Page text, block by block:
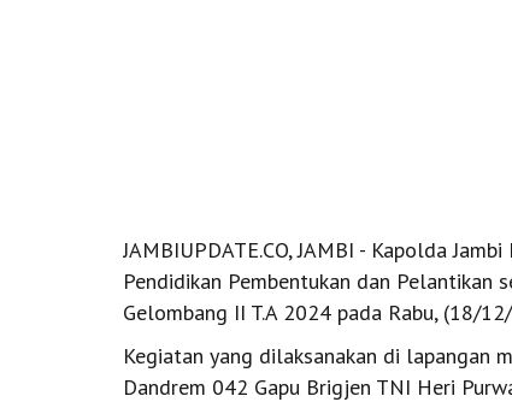
JAMBIUPDATE.CO, JAMBI - Kapolda
Pendidikan Pembentukan dan Pelantikan
Gelombang II T.A 2024 pada Rabu, (18/
Kegiatan yang dilaksanakan di lapangan
Dandrem 042 Gapu Brigjen TNI Heri